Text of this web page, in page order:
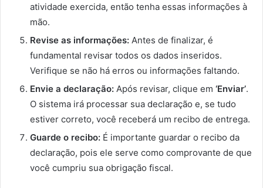
atividade exercida, então tenha essas informações à
mão.
Revise as informações: Antes de finalizar, é
fundamental revisar todos os dados inseridos.
Verifique se não há erros ou informações faltando.
Envie a declaração: Após revisar, clique em ‘Enviar’.
O sistema irá processar sua declaração e, se tudo
estiver correto, você receberá um recibo de entrega.
Guarde o recibo: É importante guardar o recibo da
declaração, pois ele serve como comprovante de que
você cumpriu sua obrigação fiscal.